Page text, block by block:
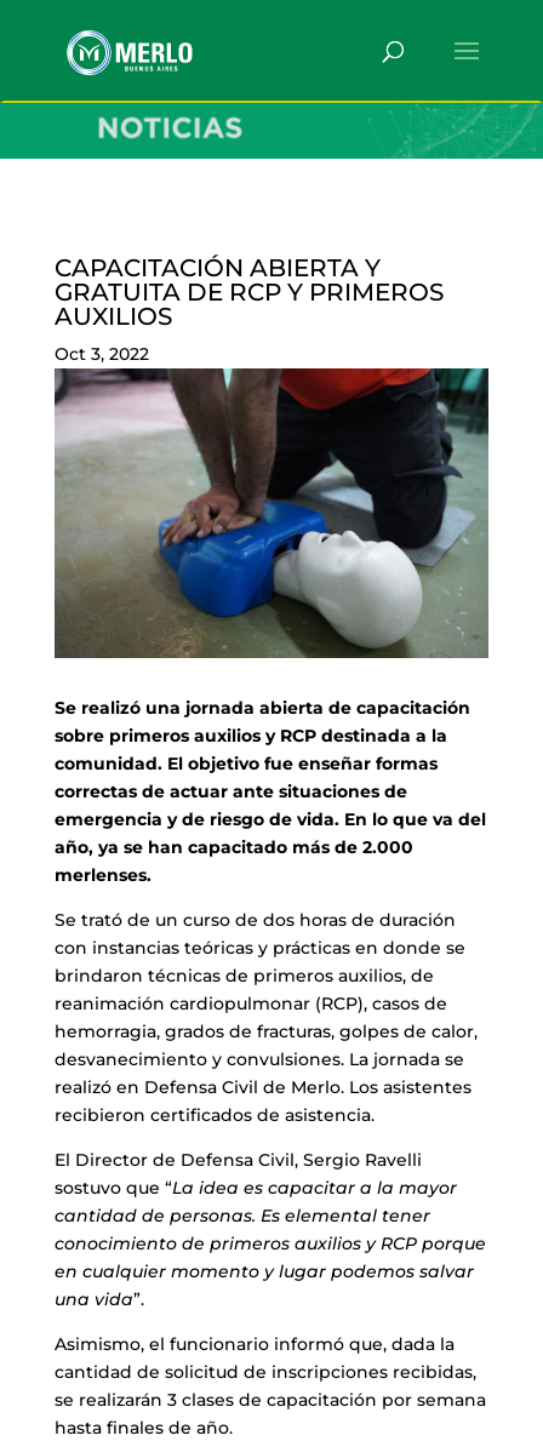
CAPACITACIÓN ABIERTA Y
GRATUITA DE RCP Y PRIMEROS
AUXILIOS
Oct 3, 2022
Se realizó una jornada abierta de capacitación
sobre primeros auxilios y RCP destinada a la
comunidad. El objetivo fue enseñar formas
correctas de actuar ante situaciones de
emergencia y de riesgo de vida. En lo que va del
año, ya se han capacitado más de 2.000
merlenses.
Se trató de un curso de dos horas de duración
con instancias teóricas y prácticas en donde se
brindaron técnicas de primeros auxilios, de
reanimación cardiopulmonar (RCP), casos de
hemorragia, grados de fracturas, golpes de calor,
desvanecimiento y convulsiones. La jornada se
realizó en Defensa Civil de Merlo. Los asistentes
recibieron certificados de asistencia.
El Director de Defensa Civil, Sergio Ravelli
sostuvo que “La idea es capacitar a la mayor
cantidad de personas. Es elemental tener
conocimiento de primeros auxilios y RCP porque
en cualquier momento y lugar podemos salvar
una vida”.
Asimismo, el funcionario informó que, dada la
cantidad de solicitud de inscripciones recibidas,
se realizarán 3 clases de capacitación por semana
hasta finales de año.